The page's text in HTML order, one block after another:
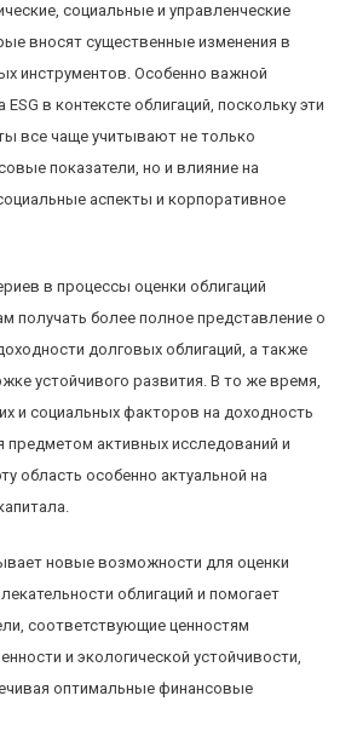
социальные и управленческие
вносят существенные изменения в
инструментов. Особенно важной
в контексте облигаций, поскольку эти
все чаще учитывают не только
показатели, но и влияние на
аспекты и корпоративное
в процессы оценки облигаций
получать более полное представление о
долговых облигаций, а также
устойчивого развития. В то же время,
и социальных факторов на доходность
предметом активных исследований и
область особенно актуальной на
новые возможности для оценки
облигаций и помогает
соответствующие ценностям
и экологической устойчивости,
оптимальные финансовые